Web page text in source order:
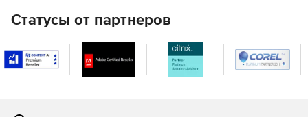
Статусы от партнеров